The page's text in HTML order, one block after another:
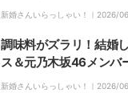
キャラ弁に反響
新婚さんいらっしゃい！｜ 2026/
調味料がズラリ！結婚
ス＆元乃木坂46メンバ
新婚さんいらっしゃい！｜ 2026/